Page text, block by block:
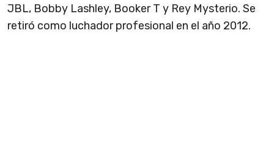
JBL, Bobby Lashley, Booker T y Rey Mysterio. Se
retiró como luchador profesional en el año 2012.